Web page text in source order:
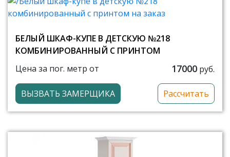
БЕЛЫЙ ШКАФ-КУПЕ В ДЕТСКУЮ №218
КОМБИНИРОВАННЫЙ С ПРИНТОМ
Цена за пог. метр от
17000 руб.
ВЫЗВАТЬ ЗАМЕРЩИКА Рассчитать